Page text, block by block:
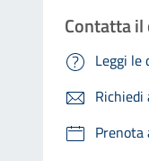
Contatta
Leggi le
Richiedi